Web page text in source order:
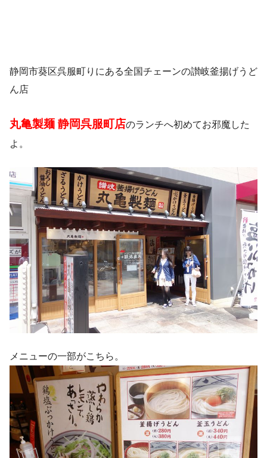
静岡市葵区呉服町りにある全国チェーンの讃岐釜揚げうど
ん店
丸亀製麺 静岡呉服町店のランチへ初めてお邪魔した
よ。
メニューの一部がこちら。